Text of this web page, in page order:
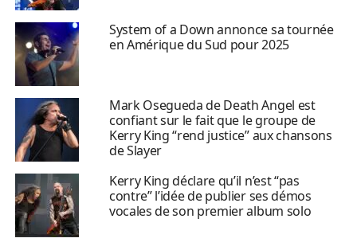
System of a Down annonce sa tournée
en Amérique du Sud pour 2025
Mark Osegueda de Death Angel est
confiant sur le fait que le groupe de
Kerry King “rend justice” aux chansons
de Slayer
Kerry King déclare qu’il n’est “pas
contre” l’idée de publier ses démos
vocales de son premier album solo